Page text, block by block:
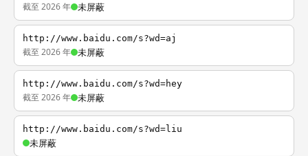
截至 2026 年 未屏蔽
http://www.baidu.com/s?wd=aj
截至 2026 年 未屏蔽
http://www.baidu.com/s?wd=hey
截至 2026 年 未屏蔽
http://www.baidu.com/s?wd=liu
未屏蔽